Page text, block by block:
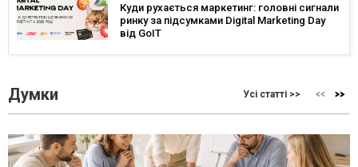
Куди рухається маркетинг: головні сигнали
ринку за підсумками Digital Marketing Day
від GoIT
Думки Усі статті >>